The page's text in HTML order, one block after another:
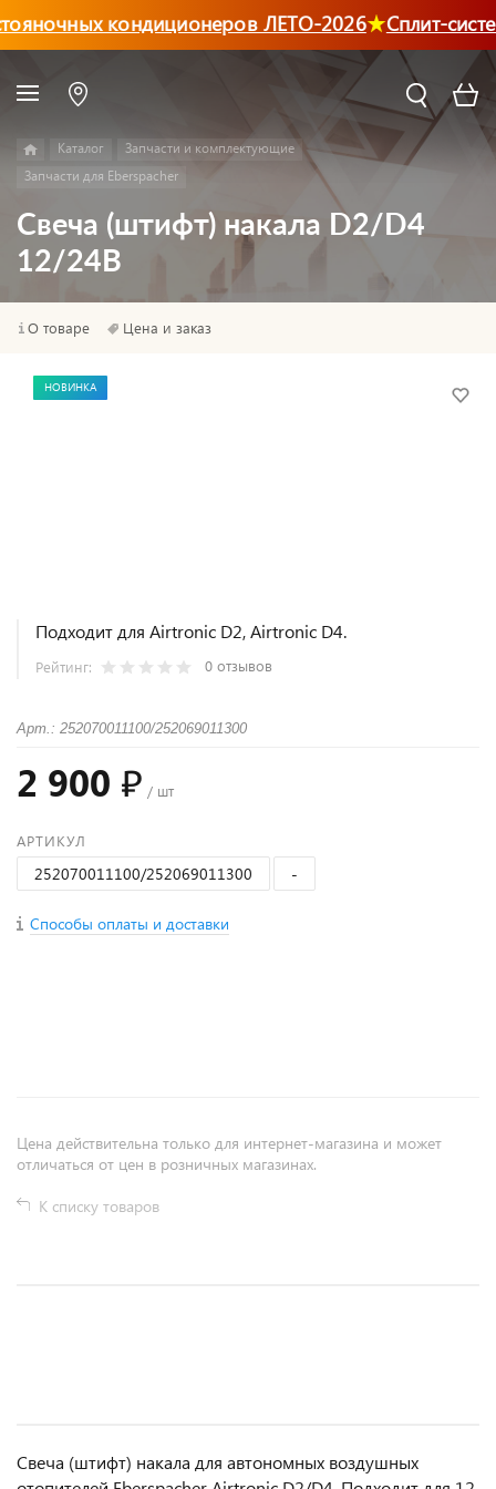
кондиционеров ЛЕТО-2026 Сплит-
Каталог
Запчасти и комплектующие
Запчасти для Eberspacher
Свеча (штифт) накала D2/D4
12/24В
О товаре Цена и заказ
НОВИНКА
Подходит для Airtronic D2, Airtronic D4.
Рейтинг: 0 отзывов
Арт.: 252070011100/252069011300
2 900 ₽ / шт
АРТИКУЛ
252070011100/252069011300 -
Способы оплаты и доставки
Цена действительна только для интернет-магазина и может
отличаться от цен в розничных магазинах.
К списку товаров
Свеча (штифт) накала для автономных воздушных